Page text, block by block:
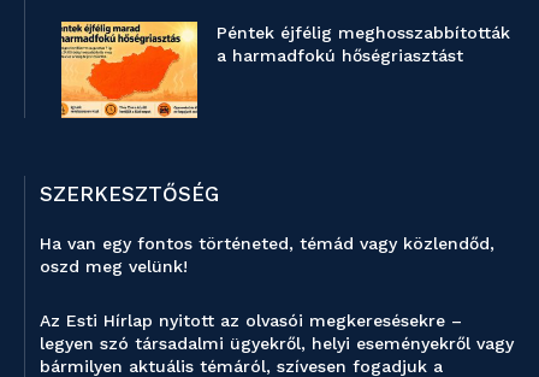
Péntek éjfélig meghosszabbították
a harmadfokú hőségriasztást
SZERKESZTŐSÉG
Ha van egy fontos történeted, témád vagy közlendőd,
oszd meg velünk!
Az Esti Hírlap nyitott az olvasói megkeresésekre –
legyen szó társadalmi ügyekről, helyi eseményekről vagy
bármilyen aktuális témáról, szívesen fogadjuk a